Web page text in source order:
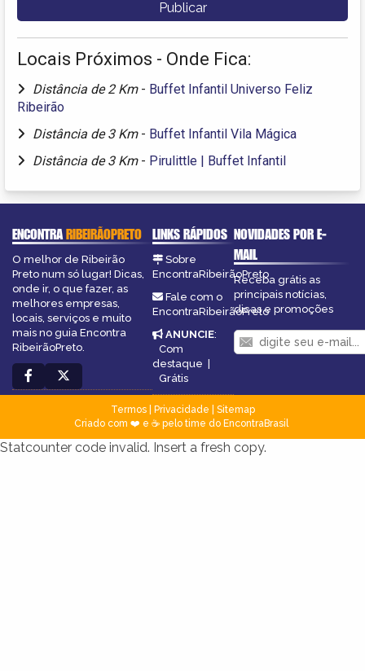
Locais Próximos - Onde Fica:
Distância de 2 Km - Buffet Infantil Universo Feliz
Ribeirão
Distância de 3 Km - Buffet Infantil Vila Mágica
Distância de 3 Km - Pirulittle | Buffet Infantil
ENCONTRARIBEIRÃOPRETO
O melhor de Ribeirão
Preto num só lugar! Dicas,
onde ir, o que fazer, as
melhores empresas,
locais, serviços e muito
mais no guia Encontra
RibeirãoPreto.
LINKS RÁPIDOS
Sobre
EncontraRibeirãoPreto
Fale com o
EncontraRibeirãoPreto
ANUNCIE:
Com
destaque |
Grátis
NOVIDADES POR E-
MAIL
Receba grátis as
principais notícias,
dicas e promoções
Termos| Privacidade
Sitemap
Criado com ❤️ e ☕ pelo time do EncontraBrasil
Statcounter code invalid. Insert a fresh copy.